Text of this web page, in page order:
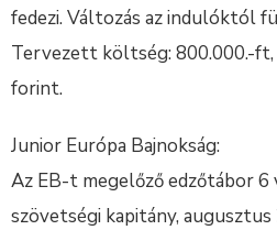
fedezi. Változás az indulóktól
Tervezett költség: 800.000.-ft,
forint.
Junior Európa Bajnokság:
Az EB-t megelőző edzőtábor 6
szövetségi kapitány,